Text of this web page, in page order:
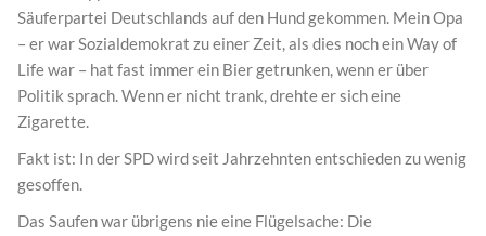
Säuferpartei Deutschlands auf den Hund gekommen. Mein Opa
– er war Sozialdemokrat zu einer Zeit, als dies noch ein Way of
Life war – hat fast immer ein Bier getrunken, wenn er über
Politik sprach. Wenn er nicht trank, drehte er sich eine
Zigarette.
Fakt ist: In der SPD wird seit Jahrzehnten entschieden zu wenig
gesoffen.
Das Saufen war übrigens nie eine Flügelsache: Die